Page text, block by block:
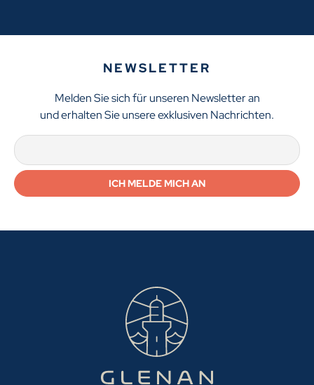
NEWSLETTER
Melden Sie sich für unseren Newsletter an
und erhalten Sie unsere exklusiven Nachrichten.